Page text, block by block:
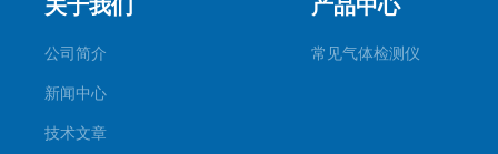
关于我们
公司简介
新闻中心
技术文章
产品中心
常见气体检测仪